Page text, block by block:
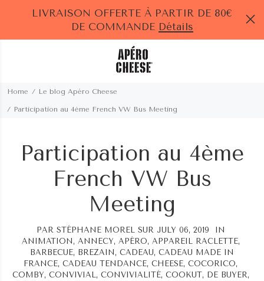
LIVRAISON OFFERTE À PARTIR DE 80€
DE COMMANDE Détails
Home Le blog Apéro Cheese
Participation au 4ème French VW Bus Meeting
Participation au 4ème
French VW Bus
Meeting
PAR STÉPHANE MORELSUR JULY 06, 2019 IN
ANIMATION , ANNECY, APÉRO, APPAREIL RACLETTE,
BARBECUE, BREZAIN , CADEAU, CADEAU MADE IN
FRANCE, CADEAU TENDANCE, CHEESE, COCORICO,
COMBY, CONVIVIAL, CONVIVIALITÉ, COOKUT, DE BUYER,